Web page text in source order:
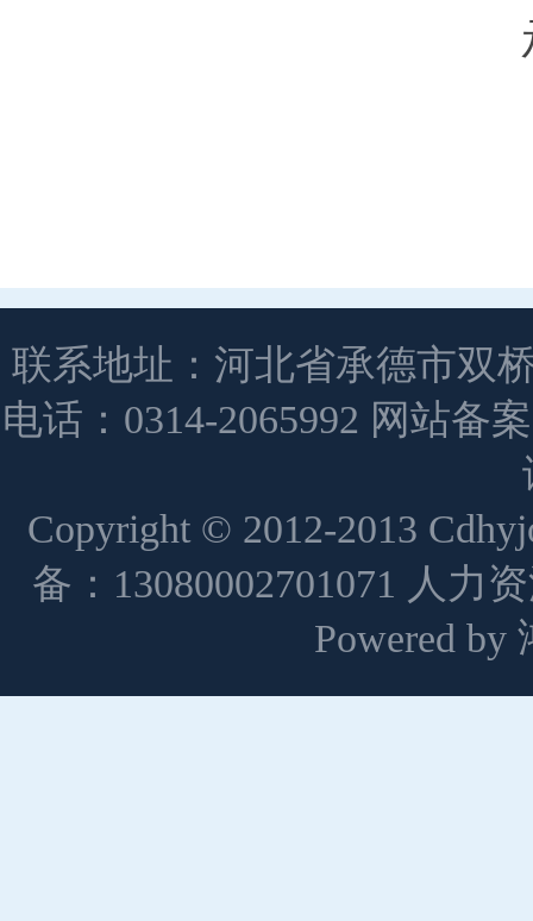
联系地址：河北省承德市双
电话：0314-2065992 网站备
Copyright © 2012-2013
备：13080002701071 人力
Powered by